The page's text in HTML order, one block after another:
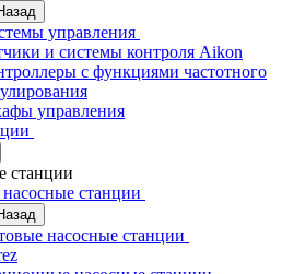
управления
и системы контроля Aikon
с функциями частотного
управления
станции
станции
насосные станции